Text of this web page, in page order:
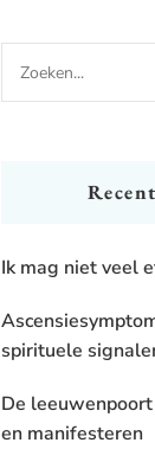
Looking
for
Ik mag niet veel
spirituele
De
en manifesteren